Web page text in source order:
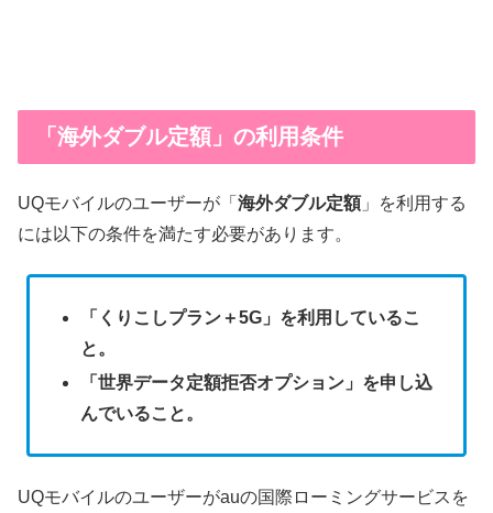
「海外ダブル定額」の利用条件
UQモバイルのユーザーが「 海外ダブル定額」を利用する
には以下の条件を満たす必要があります。
「くりこしプラン＋5G」を利用しているこ
と。
「世界データ定額拒否オプション」を申し込
んでいること。
UQモバイルのユーザーがauの国際ローミングサービスを